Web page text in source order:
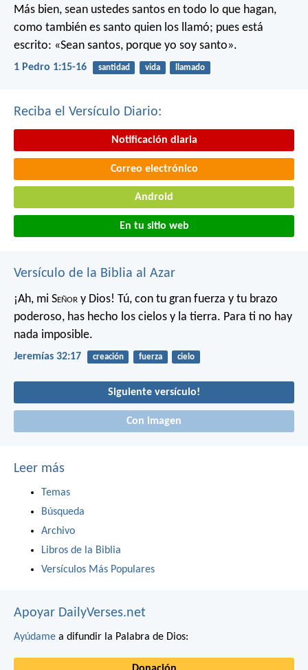
Más bien, sean ustedes santos en todo lo que hagan,
como también es santo quien los llamó; pues está
escrito: «Sean santos, porque yo soy santo».
1 Pedro 1:15-16 santidad vida llamado
Reciba el Versículo Diario:
Notificación diaria
Correo electrónico
Android
En tu sitio web
Versículo de la Biblia al Azar
¡Ah, mi Señor y Dios! Tú, con tu gran fuerza y tu brazo
poderoso, has hecho los cielos y la tierra. Para ti no hay
nada imposible.
Jeremías 32:17 creación fuerza cielo
Siguiente versículo!
Con imagen
Leer más
Temas
Búsqueda
Archivo
Libros de la Biblia
Versículos Más Populares
Apoyar DailyVerses.net
Ayúdame a difundir la Palabra de Dios: